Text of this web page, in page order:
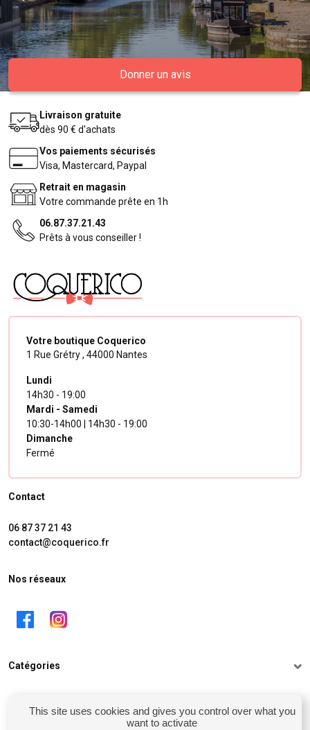
Donner un avis
Livraison gratuite
dès 90 € d'achats
Vos paiements sécurisés
Visa, Mastercard, Paypal
Retrait en magasin
Votre commande prête en 1h
06.87.37.21.43
Prêts à vous conseiller !
Votre boutique Coquerico
1 Rue Grétry , 44000 Nantes
Lundi
14h30 - 19:00
Mardi - Samedi
10:30-14h00 | 14h30 - 19:00
Dimanche
Fermé
Contact
06 87 37 21 43
contact@coquerico.fr
Nos réseaux
Catégories
This site uses cookies and gives you control over what you
want to activate